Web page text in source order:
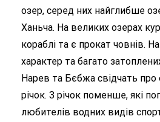
озер, серед них найглибше
Ханьча. На великих озерах
кораблі та є прокат човнів.
характер та багато
Нарев та Бєбжа свідчать про
річок. З річок поменше, які
любителів водних видів